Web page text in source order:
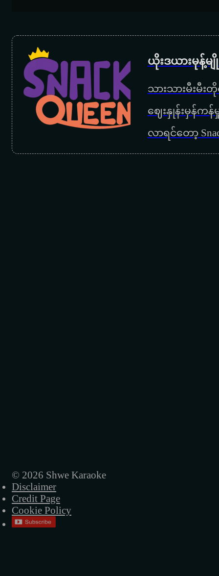
ယိုးဒယားမုန့်
သားသားမီးမီး
ဈေးနှုန်းမှန်က
လာရင်တော့
© 2026 Shwe Karaoke
Disclaimer
Credit Page
Cookie Policy